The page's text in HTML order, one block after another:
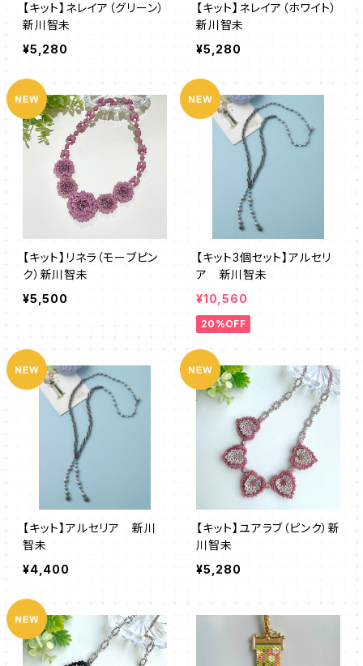
【キット】ネレイア（グリーン）
新川智未
¥5,280
【キット】ネレイア（ホワイト）
新川智未
¥5,280
【キット】リネラ（モーブピン
ク）新川智未
¥5,500
【キット3個セット】アルセリ
ア 新川智未
¥10,560
20%OFF
【キット】アルセリア 新川
智未
¥4,400
【キット】ユアラブ（ピンク）新
川智未
¥5,280